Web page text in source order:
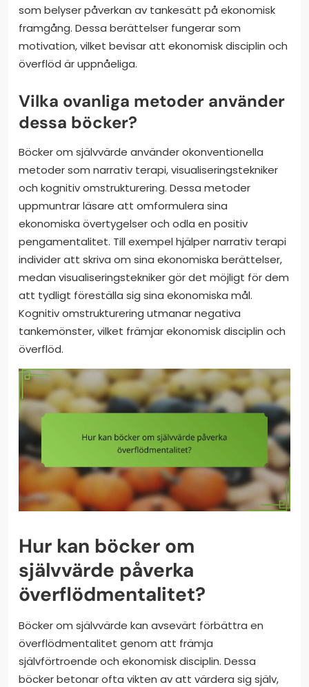
som belyser påverkan av tankesätt på ekonomisk
framgång. Dessa berättelser fungerar som
motivation, vilket bevisar att ekonomisk disciplin och
överflöd är uppnåeliga.
Vilka ovanliga metoder använder
dessa böcker?
Böcker om självvärde använder okonventionella
metoder som narrativ terapi, visualiseringstekniker
och kognitiv omstrukturering. Dessa metoder
uppmuntrar läsare att omformulera sina
ekonomiska övertygelser och odla en positiv
pengamentalitet. Till exempel hjälper narrativ terapi
individer att skriva om sina ekonomiska berättelser,
medan visualiseringstekniker gör det möjligt för dem
att tydligt föreställa sig sina ekonomiska mål.
Kognitiv omstrukturering utmanar negativa
tankemönster, vilket främjar ekonomisk disciplin och
överflöd.
Hur kan böcker om
självvärde påverka
överflödmentalitet?
Böcker om självvärde kan avsevärt förbättra en
överflödmentalitet genom att främja
självförtroende och ekonomisk disciplin. Dessa
böcker betonar ofta vikten av att värdera sig själv,